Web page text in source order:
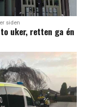
siden
uker, retten ga én